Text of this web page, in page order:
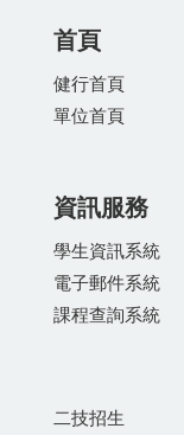
首頁
健行首頁
單位首頁
資訊服務
學生資訊系統
電子郵件系統
課程查詢系統
二技招生